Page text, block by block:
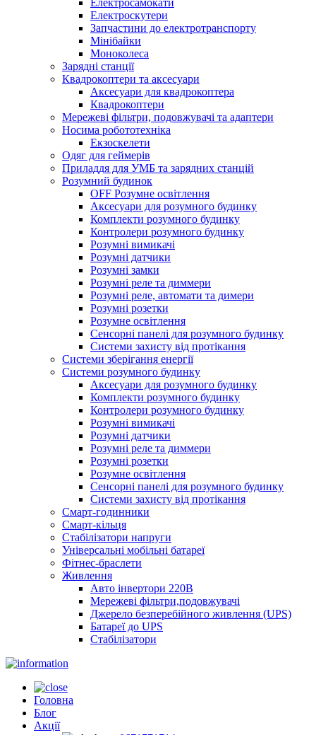
Електросамокати
Електроскутери
Запчастини до електротранспорту
Мінібайки
Моноколеса
Зарядні станції
Квадрокоптери та аксесуари
Аксесуари для квадрокоптера
Квадрокоптери
Мережеві фільтри, подовжувачі та адаптери
Носима робототехніка
Екзоскелети
Одяг для геймерів
Приладдя для УМБ та зарядних станцій
Розумний будинок
OFF Розумне освітлення
Аксесуари для розумного будинку
Комплекти розумного будинку
Контролери розумного будинку
Розумні вимикачі
Розумні датчики
Розумні замки
Розумні реле та диммери
Розумні реле, автомати та димери
Розумні розетки
Розумне освітлення
Сенсорні панелі для розумного будинку
Системи захисту від протікання
Системи зберігання енергії
Системи розумного будинку
Аксесуари для розумного будинку
Комплекти розумного будинку
Контролери розумного будинку
Розумні вимикачі
Розумні датчики
Розумні реле та диммери
Розумні розетки
Розумне освітлення
Сенсорні панелі для розумного будинку
Системи захисту від протікання
Смарт-годинники
Смарт-кільця
Стабілізатори напруги
Універсальні мобільні батареї
Фітнес-браслети
Живлення
Авто інвертори 220В
Мережеві фільтри,подовжувачі
Джерело безперебійного живлення (UPS)
Батареї до UPS
Стабілізатори
Головна
Блог
Акції